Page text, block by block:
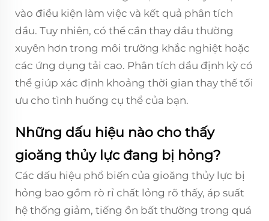
vào điều kiện làm việc và kết quả phân tích
dầu. Tuy nhiên, có thể cần thay dầu thường
xuyên hơn trong môi trường khắc nghiệt hoặc
các ứng dụng tải cao. Phân tích dầu định kỳ có
thể giúp xác định khoảng thời gian thay thế tối
ưu cho tình huống cụ thể của bạn.
Những dấu hiệu nào cho thấy
gioăng thủy lực đang bị hỏng?
Các dấu hiệu phổ biến của gioăng thủy lực bị
hỏng bao gồm rò rỉ chất lỏng rõ thấy, áp suất
hệ thống giảm, tiếng ồn bất thường trong quá